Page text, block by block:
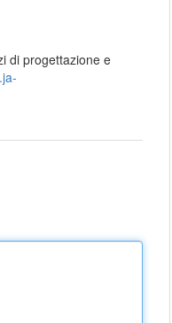
di progettazione e